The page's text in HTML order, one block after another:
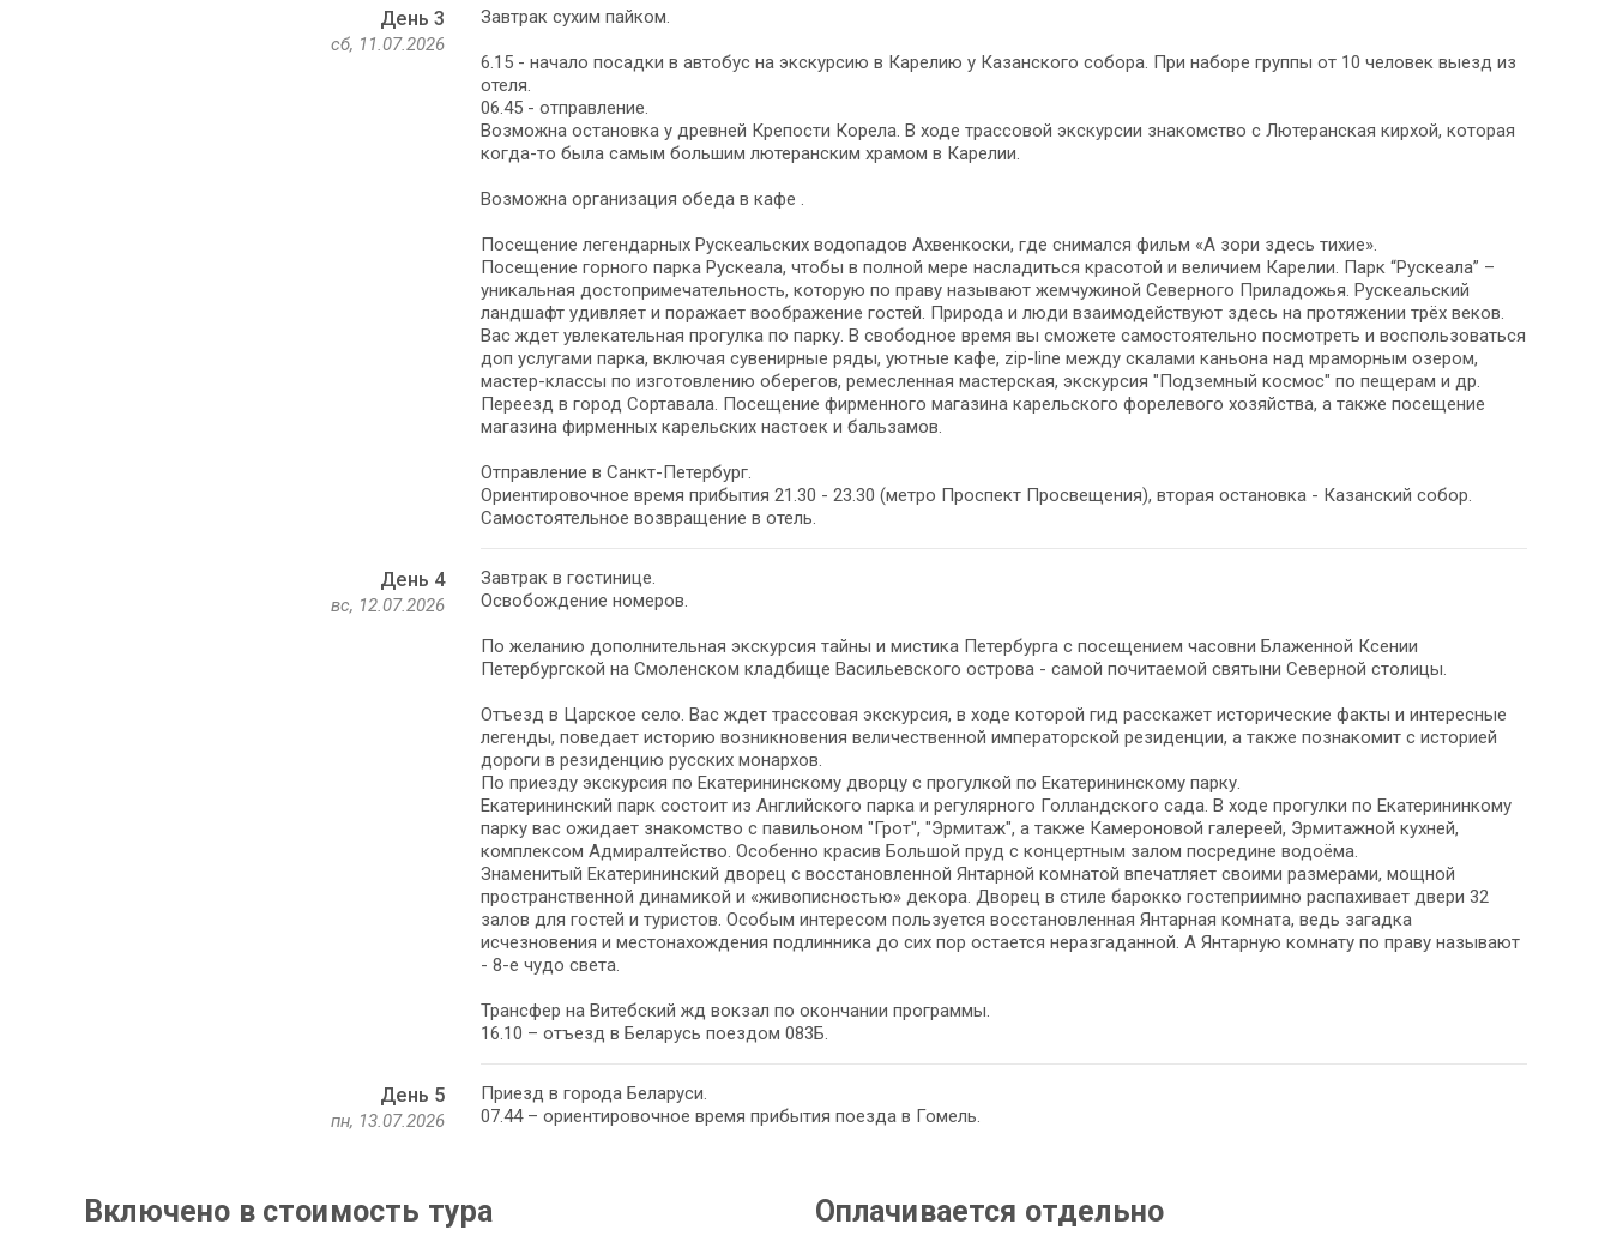
День 3
сб, 11.07.2026
Завтрак сухим пайком.
6.15 - начало посадки в автобус на экскурсию в Карелию у Казанского собора. При наборе группы от 10 человек выезд из
отеля.
06.45 - отправление.
Возможна остановка у древней Крепости Корела. В ходе трассовой экскурсии знакомство с Лютеранская кирхой, которая
когда-то была самым большим лютеранским храмом в Карелии.
Возможна организация обеда в кафе .
Посещение легендарных Рускеальских водопадов Ахвенкоски, где снимался фильм «А зори здесь тихие».
Посещение горного парка Рускеала, чтобы в полной мере насладиться красотой и величием Карелии. Парк “Рускеала” –
уникальная достопримечательность, которую по праву называют жемчужиной Северного Приладожья. Рускеальский
ландшафт удивляет и поражает воображение гостей. Природа и люди взаимодействуют здесь на протяжении трёх веков.
Вас ждет увлекательная прогулка по парку. В свободное время вы сможете самостоятельно посмотреть и воспользоваться
доп услугами парка, включая сувенирные ряды, уютные кафе, zip-line между скалами каньона над мраморным озером,
мастер-классы по изготовлению оберегов, ремесленная мастерская, экскурсия "Подземный космос" по пещерам и др.
Переезд в город Сортавала. Посещение фирменного магазина карельского форелевого хозяйства, а также посещение
магазина фирменных карельских настоек и бальзамов.
Отправление в Санкт-Петербург.
Ориентировочное время прибытия 21.30 - 23.30 (метро Проспект Просвещения), вторая остановка - Казанский собор.
Самостоятельное возвращение в отель.
День 4
вс, 12.07.2026
Завтрак в гостинице.
Освобождение номеров.
По желанию дополнительная экскурсия тайны и мистика Петербурга с посещением часовни Блаженной Ксении
Петербургской на Смоленском кладбище Васильевского острова - самой почитаемой святыни Северной столицы.
Отъезд в Царское село. Вас ждет трассовая экскурсия, в ходе которой гид расскажет исторические факты и интересные
легенды, поведает историю возникновения величественной императорской резиденции, а также познакомит с историей
дороги в резиденцию русских монархов.
По приезду экскурсия по Екатерининскому дворцу с прогулкой по Екатерининскому парку.
Екатерининский парк состоит из Английского парка и регулярного Голландского сада. В ходе прогулки по Екатерининкому
парку вас ожидает знакомство с павильоном "Грот", "Эрмитаж", а также Камероновой галереей, Эрмитажной кухней,
комплексом Адмиралтейство. Особенно красив Большой пруд с концертным залом посредине водоёма.
Знаменитый Екатерининский дворец с восстановленной Янтарной комнатой впечатляет своими размерами, мощной
пространственной динамикой и «живописностью» декора. Дворец в стиле барокко гостеприимно распахивает двери 32
залов для гостей и туристов. Особым интересом пользуется восстановленная Янтарная комната, ведь загадка
исчезновения и местонахождения подлинника до сих пор остается неразгаданной. А Янтарную комнату по праву называют
- 8-е чудо света.
Трансфер на Витебский жд вокзал по окончании программы.
16.10 – отъезд в Беларусь поездом 083Б.
День 5
пн, 13.07.2026
Приезд в города Беларуси.
07.44 – ориентировочное время прибытия поезда в Гомель.
Включено в стоимость тура Оплачивается отдельно